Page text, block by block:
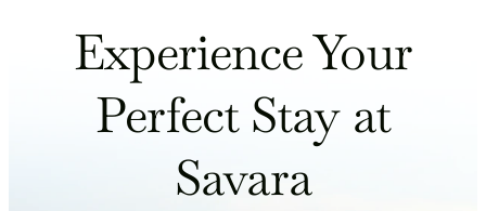
Experience Your
Perfect Stay at
Savara